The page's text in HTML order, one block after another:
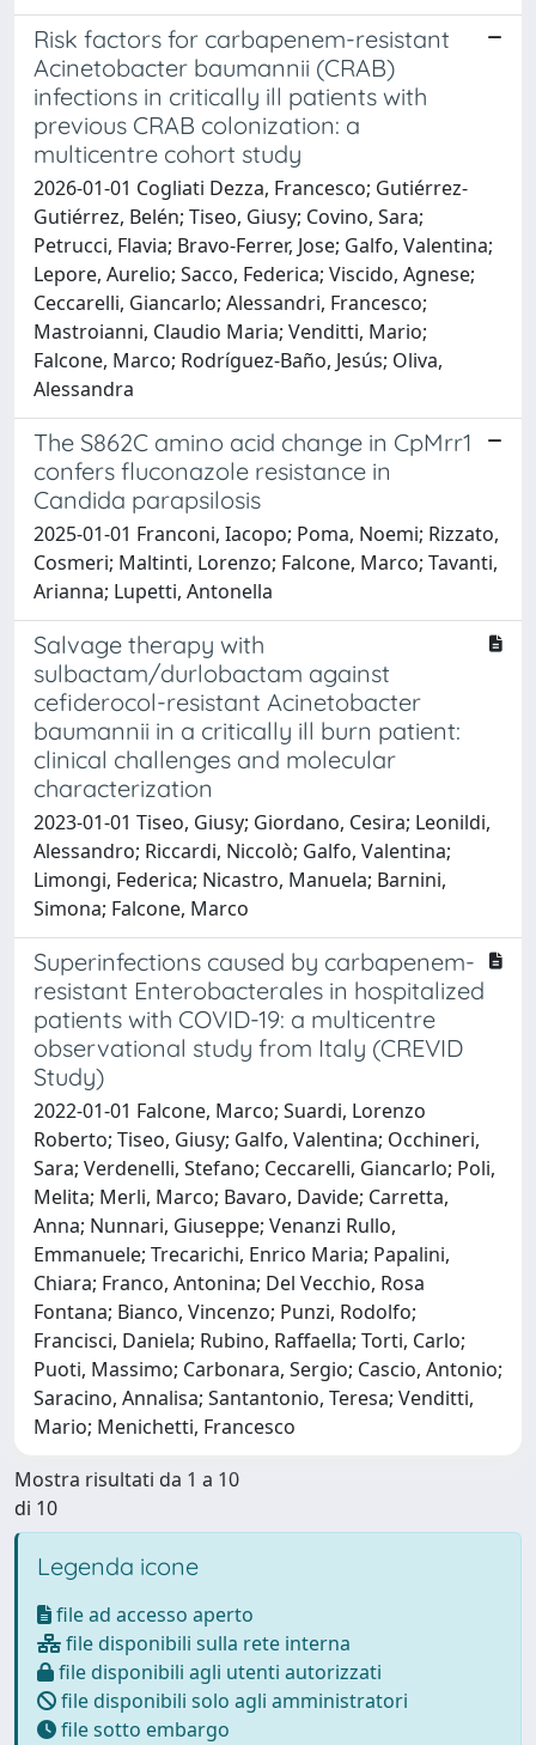
Risk factors for carbapenem-resistant
Acinetobacter baumannii (CRAB)
infections in critically ill patients with
previous CRAB colonization: a
multicentre cohort study
2026-01-01 Cogliati Dezza, Francesco; Gutiérrez-
Gutiérrez, Belén; Tiseo, Giusy; Covino, Sara;
Petrucci, Flavia; Bravo-Ferrer, Jose; Galfo, Valentina;
Lepore, Aurelio; Sacco, Federica; Viscido, Agnese;
Ceccarelli, Giancarlo; Alessandri, Francesco;
Mastroianni, Claudio Maria; Venditti, Mario;
Falcone, Marco; Rodríguez-Baño, Jesús; Oliva,
Alessandra
The S862C amino acid change in CpMrr1
confers fluconazole resistance in
Candida parapsilosis
2025-01-01 Franconi, Iacopo; Poma, Noemi; Rizzato,
Cosmeri; Maltinti, Lorenzo; Falcone, Marco; Tavanti,
Arianna; Lupetti, Antonella
Salvage therapy with
sulbactam/durlobactam against
cefiderocol-resistant Acinetobacter
baumannii in a critically ill burn patient:
clinical challenges and molecular
characterization
2023-01-01 Tiseo, Giusy; Giordano, Cesira; Leonildi,
Alessandro; Riccardi, Niccolò; Galfo, Valentina;
Limongi, Federica; Nicastro, Manuela; Barnini,
Simona; Falcone, Marco
Superinfections caused by carbapenem-
resistant Enterobacterales in hospitalized
patients with COVID-19: a multicentre
observational study from Italy (CREVID
Study)
2022-01-01 Falcone, Marco; Suardi, Lorenzo
Roberto; Tiseo, Giusy; Galfo, Valentina; Occhineri,
Sara; Verdenelli, Stefano; Ceccarelli, Giancarlo; Poli,
Melita; Merli, Marco; Bavaro, Davide; Carretta,
Anna; Nunnari, Giuseppe; Venanzi Rullo,
Emmanuele; Trecarichi, Enrico Maria; Papalini,
Chiara; Franco, Antonina; Del Vecchio, Rosa
Fontana; Bianco, Vincenzo; Punzi, Rodolfo;
Francisci, Daniela; Rubino, Raffaella; Torti, Carlo;
Puoti, Massimo; Carbonara, Sergio; Cascio, Antonio;
Saracino, Annalisa; Santantonio, Teresa; Venditti,
Mario; Menichetti, Francesco
Mostra risultati da 1 a 10
di 10
Legenda icone
file ad accesso aperto
file disponibili sulla rete interna
file disponibili agli utenti autorizzati
file disponibili solo agli amministratori
file sotto embargo